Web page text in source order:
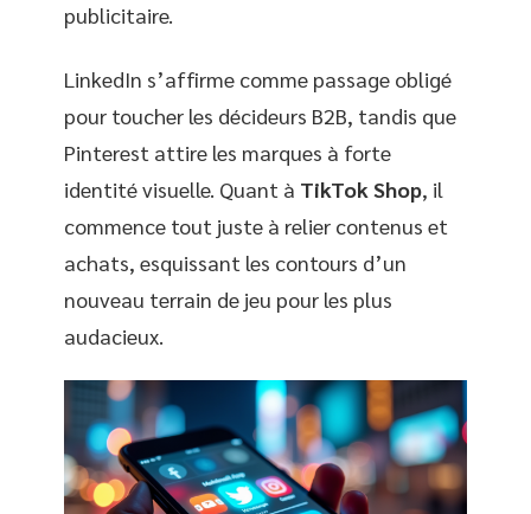
publicitaire.
LinkedIn s’affirme comme passage obligé
pour toucher les décideurs B2B, tandis que
Pinterest attire les marques à forte
identité visuelle. Quant à TikTok Shop, il
commence tout juste à relier contenus et
achats, esquissant les contours d’un
nouveau terrain de jeu pour les plus
audacieux.